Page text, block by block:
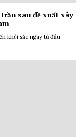
sau đề xuất xây
khởi sắc ngay từ đầu